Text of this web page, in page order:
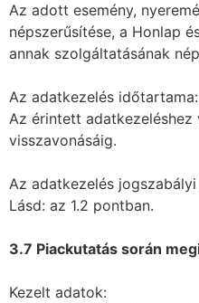
Az adott esemény,
népszerűsítése, a Honlap
annak szolgáltatásának
Az adatkezelés időtartama:
Az érintett adatkezeléshez
visszavonásáig.
Az adatkezelés
Lásd: az 1.2 pontban.
3.7 Piackutatás során
Kezelt adatok: